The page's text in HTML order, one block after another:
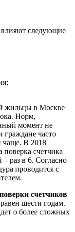
влияют следующие
жильцы в Москве
Норм,
момент не
граждане часто
чаще. В 2018
счетчика
раз в 6. Согласно
проводится с
счетчиков
шести годам.
о более сложных